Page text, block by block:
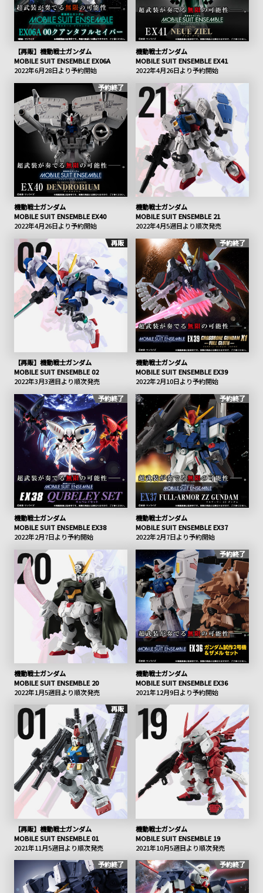
【再販】機動戦士ガンダム
MOBILE SUIT ENSEMBLE EX06A
2022年6月28日より予約開始
機動戦士ガンダム
MOBILE SUIT ENSEMBLE EX41
2022年4月26日より予約開始
予約終了
機動戦士ガンダム
MOBILE SUIT ENSEMBLE EX40
2022年4月26日より予約開始
機動戦士ガンダム
MOBILE SUIT ENSEMBLE 21
2022年4月5週目より順次発売
再販
【再販】機動戦士ガンダム
MOBILE SUIT ENSEMBLE 02
2022年3月3週目より順次発売
予約終了
機動戦士ガンダム
MOBILE SUIT ENSEMBLE EX39
2022年2月10日より予約開始
予約終了
機動戦士ガンダム
MOBILE SUIT ENSEMBLE EX38
2022年2月7日より予約開始
予約終了
機動戦士ガンダム
MOBILE SUIT ENSEMBLE EX37
2022年2月7日より予約開始
機動戦士ガンダム
MOBILE SUIT ENSEMBLE 20
2022年1月5週目より順次発売
予約終了
機動戦士ガンダム
MOBILE SUIT ENSEMBLE EX36
2021年12月9日より予約開始
再販
【再販】機動戦士ガンダム
MOBILE SUIT ENSEMBLE 01
2021年11月5週目より順次発売
機動戦士ガンダム
MOBILE SUIT ENSEMBLE 19
2021年10月5週目より順次発売
予約終了
予約終了